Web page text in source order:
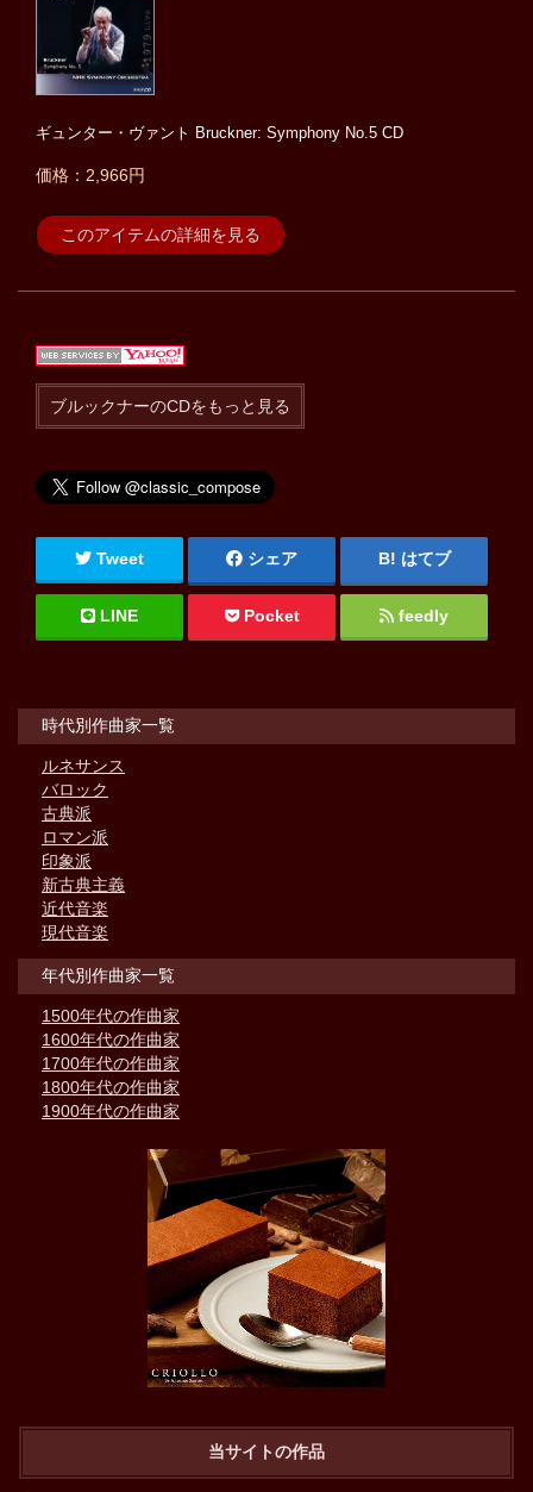
ギュンター・ヴァント Bruckner: Symphony No.5 CD
価格：2,966円
このアイテムの詳細を見る
ブルックナーのCDをもっと見る
Tweet シェア はてブ
LINE Pocket feedly
時代別作曲家一覧
ルネサンス
バロック
古典派
ロマン派
印象派
新古典主義
近代音楽
現代音楽
年代別作曲家一覧
1500年代の作曲家
1600年代の作曲家
1700年代の作曲家
1800年代の作曲家
1900年代の作曲家
当サイトの作品